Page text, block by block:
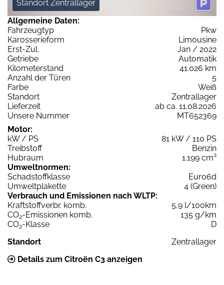
Standort Zentrallager
Allgemeine Daten:
Fahrzeugtyp
Pkw
Karosserieform
Limousine
Erst-Zul.
Jan / 2022
Getriebe
Automatik
Kilometerstand
41.026 km
Anzahl der Türen
5
Farbe
Weiß
Standort
Zentrallager
Lieferzeit
ab ca. 11.08.2026
Unsere Nummer
MT652369
Motor:
kW / PS
81 kW / 110 PS
Treibstoff
Benzin
Hubraum
1.199 cm³
Umweltnormen:
Schadstoffklasse
Euro6d
Umweltplakette
4 (Green)
Verbrauch und Emissionen nach WLTP:
Kraftstoffverbr. komb.
5,9 l/100km
CO2-Emissionen komb.
135 g/km
CO2-Klasse
D
Standort
Zentrallager
Details zum Citroën C3 anzeigen